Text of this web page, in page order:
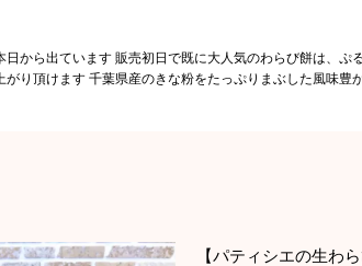
日から出ています 販売初日で既に大人気のわらび餅は、
がり頂けます 千葉県産のきな粉をたっぷりまぶした風味
【パティシエの生わ